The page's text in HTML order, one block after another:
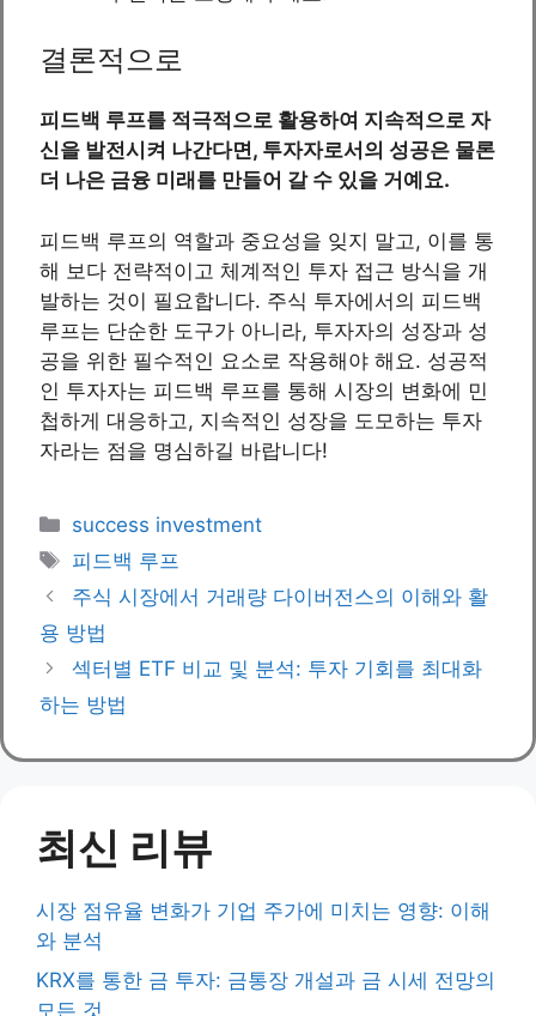
결론적으로
피드백 루프를 적극적으로 활용하여 지속적으로 자
신을 발전시켜 나간다면, 투자자로서의 성공은 물론
더 나은 금융 미래를 만들어 갈 수 있을 거예요.
피드백 루프의 역할과 중요성을 잊지 말고, 이를 통
해 보다 전략적이고 체계적인 투자 접근 방식을 개
발하는 것이 필요합니다. 주식 투자에서의 피드백
루프는 단순한 도구가 아니라, 투자자의 성장과 성
공을 위한 필수적인 요소로 작용해야 해요. 성공적
인 투자자는 피드백 루프를 통해 시장의 변화에 민
첩하게 대응하고, 지속적인 성장을 도모하는 투자
자라는 점을 명심하길 바랍니다!
Categories
success investment
Tags
피드백 루프
주식 시장에서 거래량 다이버전스의 이해와 활
용 방법
섹터별 ETF 비교 및 분석: 투자 기회를 최대화
하는 방법
최신 리뷰
시장 점유율 변화가 기업 주가에 미치는 영향: 이해
와 분석
KRX를 통한 금 투자: 금통장 개설과 금 시세 전망의
모든 것